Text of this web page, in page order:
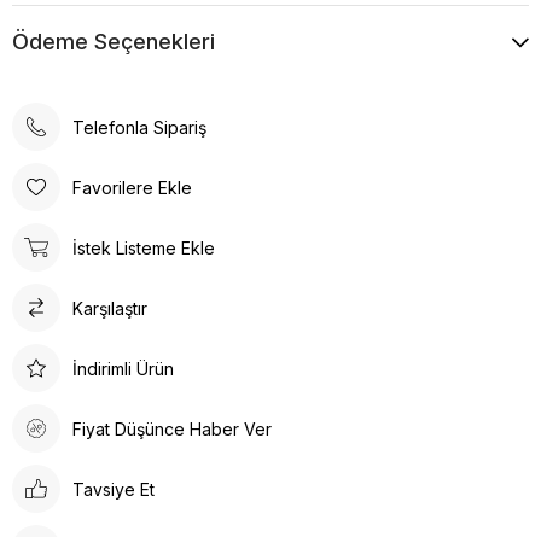
Ödeme Seçenekleri
Telefonla Sipariş
Favorilere Ekle
İstek Listeme Ekle
Karşılaştır
İndirimli Ürün
Fiyat Düşünce Haber Ver
Tavsiye Et